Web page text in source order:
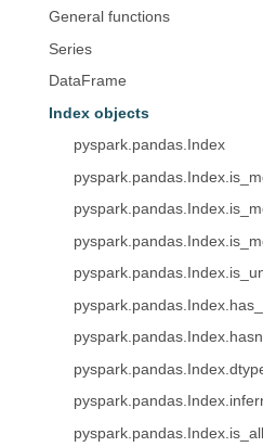
General functions
Series
DataFrame
Index objects
pyspark.pandas.Index